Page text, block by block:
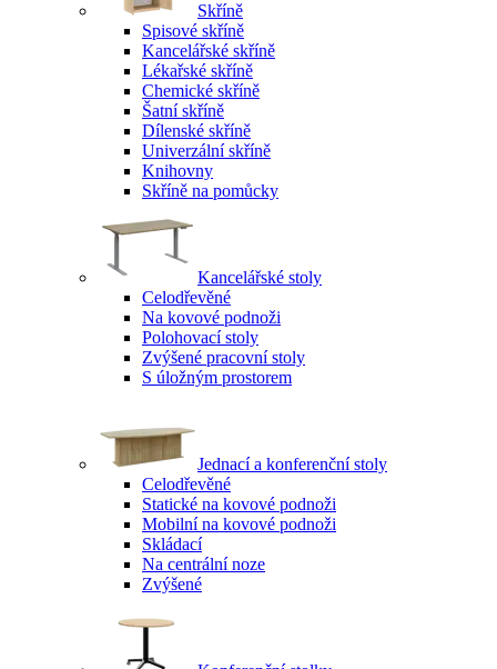
Skříně
Spisové skříně
Kancelářské skříně
Lékařské skříně
Chemické skříně
Šatní skříně
Dílenské skříně
Univerzální skříně
Knihovny
Skříně na pomůcky
Kancelářské stoly
Celodřevěné
Na kovové podnoži
Polohovací stoly
Zvýšené pracovní stoly
S úložným prostorem
Jednací a konferenční stoly
Celodřevěné
Statické na kovové podnoži
Mobilní na kovové podnoži
Skládací
Na centrální noze
Zvýšené